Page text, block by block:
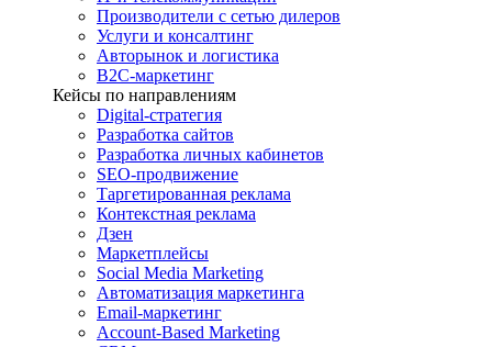
Производители с сетью дилеров
Услуги и консалтинг
Авторынок и логистика
B2С-маркетинг
Кейсы по направлениям
Digital-стратегия
Разработка сайтов
Разработка личных кабинетов
SEO-продвижение
Таргетированная реклама
Контекстная реклама
Дзен
Маркетплейсы
Social Media Marketing
Автоматизация маркетинга
Email-маркетинг
Account-Based Marketing